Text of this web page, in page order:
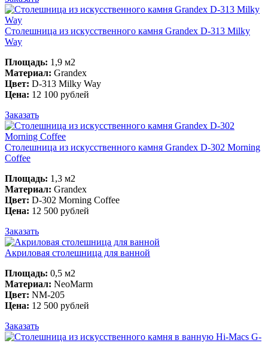
Столешница из искусственного камня Grandex D-313 Milky
Way
Площадь: 1,9 м2
Материал: Grandex
Цвет: D-313 Milky Way
Цена: 12 100 рублей
Заказать
Столешница из искусственного камня Grandex D-302 Morning
Coffee
Площадь: 1,3 м2
Материал: Grandex
Цвет: D-302 Morning Coffee
Цена: 12 500 рублей
Заказать
Акриловая столешница для ванной
Площадь: 0,5 м2
Материал: NeoMarm
Цвет: NM-205
Цена: 12 500 рублей
Заказать